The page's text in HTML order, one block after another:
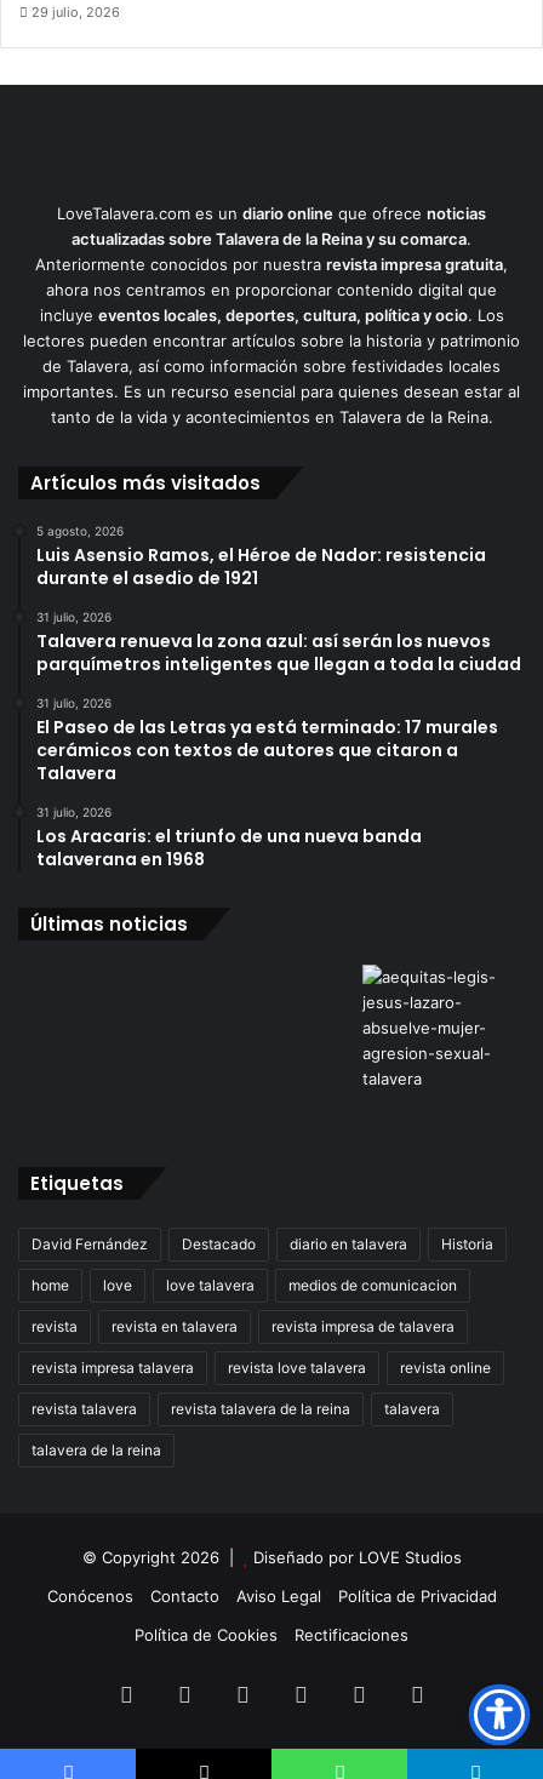
29 julio, 2026
LoveTalavera.com es un diario online que ofrece noticias
actualizadas sobre Talavera de la Reina y su comarca.
Anteriormente conocidos por nuestra revista impresa gratuita,
ahora nos centramos en proporcionar contenido digital que
incluye eventos locales, deportes, cultura, política y ocio. Los
lectores pueden encontrar artículos sobre la historia y patrimonio
de Talavera, así como información sobre festividades locales
importantes. Es un recurso esencial para quienes desean estar al
tanto de la vida y acontecimientos en Talavera de la Reina.
Artículos más visitados
5 agosto, 2026
Luis Asensio Ramos, el Héroe de Nador: resistencia
durante el asedio de 1921
31 julio, 2026
Talavera renueva la zona azul: así serán los nuevos
parquímetros inteligentes que llegan a toda la ciudad
31 julio, 2026
El Paseo de las Letras ya está terminado: 17 murales
cerámicos con textos de autores que citaron a
Talavera
31 julio, 2026
Los Aracaris: el triunfo de una nueva banda
talaverana en 1968
Últimas noticias
Etiquetas
David Fernández Destacado diario en talavera Historia
home love love talavera medios de comunicacion
revista revista en talavera revista impresa de talavera
revista impresa talavera revista love talavera revista online
revista talavera revista talavera de la reina talavera
talavera de la reina
© Copyright 2026 | Diseñado por LOVE Studios
Conócenos
Contacto Aviso Legal
Política de Privacidad
Política de Cookies
Rectificaciones
Facebook LinkedInInstagramTikTok